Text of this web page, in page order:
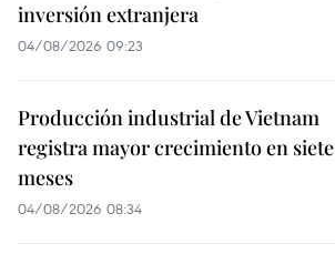
inversión extranjera
04/08/2026 09:23
Producción industrial de Vietnam
registra mayor crecimiento en siete
meses
04/08/2026 08:34